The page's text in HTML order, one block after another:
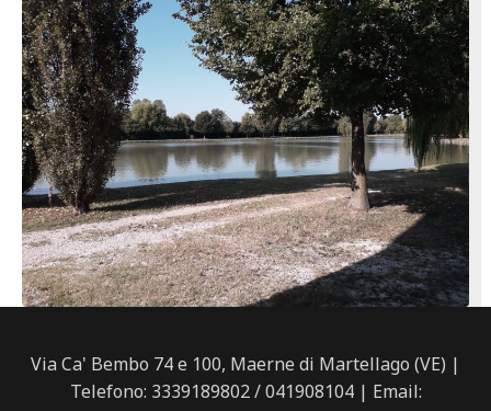
Via Ca' Bembo 74 e 100, Maerne di Martellago (VE) |
Telefono: 3339189802 / 041908104 | Email: